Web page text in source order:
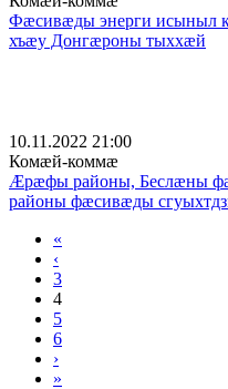
Фæсивæды энерги исыныл
хъæу Донгæроны тыххæй
10.11.2022 21:00
Комæй-коммæ
Æрæфы районы, Беслæны
районы фæсивæды
«
‹
3
4
5
6
›
»